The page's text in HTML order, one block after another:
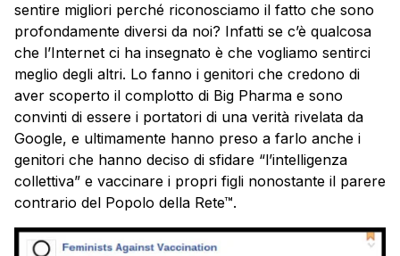
sentire migliori perché riconosciamo il fatto che sono
profondamente diversi da noi? Infatti se c’è qualcosa
che l’Internet ci ha insegnato è che vogliamo sentirci
meglio degli altri. Lo fanno i genitori che credono di
aver scoperto il complotto di Big Pharma e sono
convinti di essere i portatori di una verità rivelata da
Google, e ultimamente hanno preso a farlo anche i
genitori che hanno deciso di sfidare “l’intelligenza
collettiva” e vaccinare i propri figli nonostante il parere
contrario del Popolo della Rete™.